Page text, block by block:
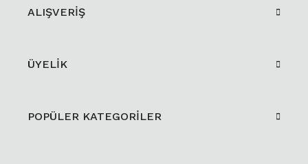
ALIŞVERİŞ
ÜYELİK
POPÜLER KATEGORİLER